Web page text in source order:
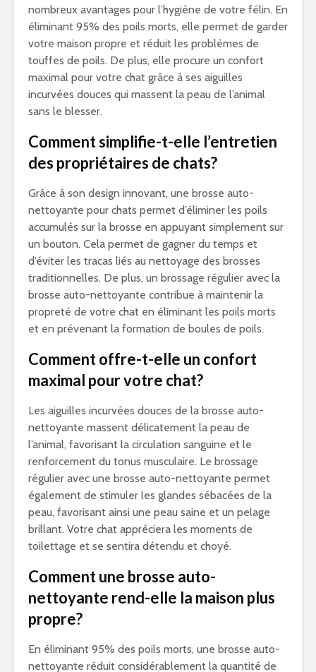
nombreux avantages pour l’hygiène de votre félin. En
éliminant 95% des poils morts, elle permet de garder
votre maison propre et réduit les problèmes de
touffes de poils. De plus, elle procure un confort
maximal pour votre chat grâce à ses aiguilles
incurvées douces qui massent la peau de l’animal
sans le blesser.
Comment simplifie-t-elle l’entretien
des propriétaires de chats?
Grâce à son design innovant, une brosse auto-
nettoyante pour chats permet d’éliminer les poils
accumulés sur la brosse en appuyant simplement sur
un bouton. Cela permet de gagner du temps et
d’éviter les tracas liés au nettoyage des brosses
traditionnelles. De plus, un brossage régulier avec la
brosse auto-nettoyante contribue à maintenir la
propreté de votre chat en éliminant les poils morts
et en prévenant la formation de boules de poils.
Comment offre-t-elle un confort
maximal pour votre chat?
Les aiguilles incurvées douces de la brosse auto-
nettoyante massent délicatement la peau de
l’animal, favorisant la circulation sanguine et le
renforcement du tonus musculaire. Le brossage
régulier avec une brosse auto-nettoyante permet
également de stimuler les glandes sébacées de la
peau, favorisant ainsi une peau saine et un pelage
brillant. Votre chat appréciera les moments de
toilettage et se sentira détendu et choyé.
Comment une brosse auto-
nettoyante rend-elle la maison plus
propre?
En éliminant 95% des poils morts, une brosse auto-
nettoyante réduit considérablement la quantité de